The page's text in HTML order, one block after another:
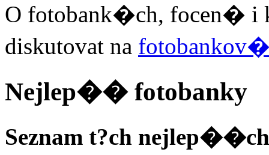
O fotobank�ch, focen� i
diskutovat na
Nejlep�� fotobanky
Seznam t?ch